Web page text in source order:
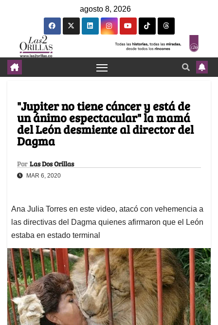
agosto 8, 2026
"Jupiter no tiene cáncer y está de
un ánimo espectacular" la mamá
del León desmiente al director del
Dagma
Por Las Dos Orillas
MAR 6, 2020
Ana Julia Torres en este video, atacó con vehemencia a
las directivas del Dagma quienes afirmaron que el León
estaba en estado terminal